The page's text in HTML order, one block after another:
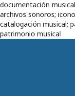
documentación
archivos sonoros;
catalogación musical;
patrimonio musical